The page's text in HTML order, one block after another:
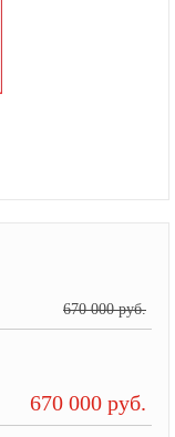
670 000 руб.
670 000 руб.